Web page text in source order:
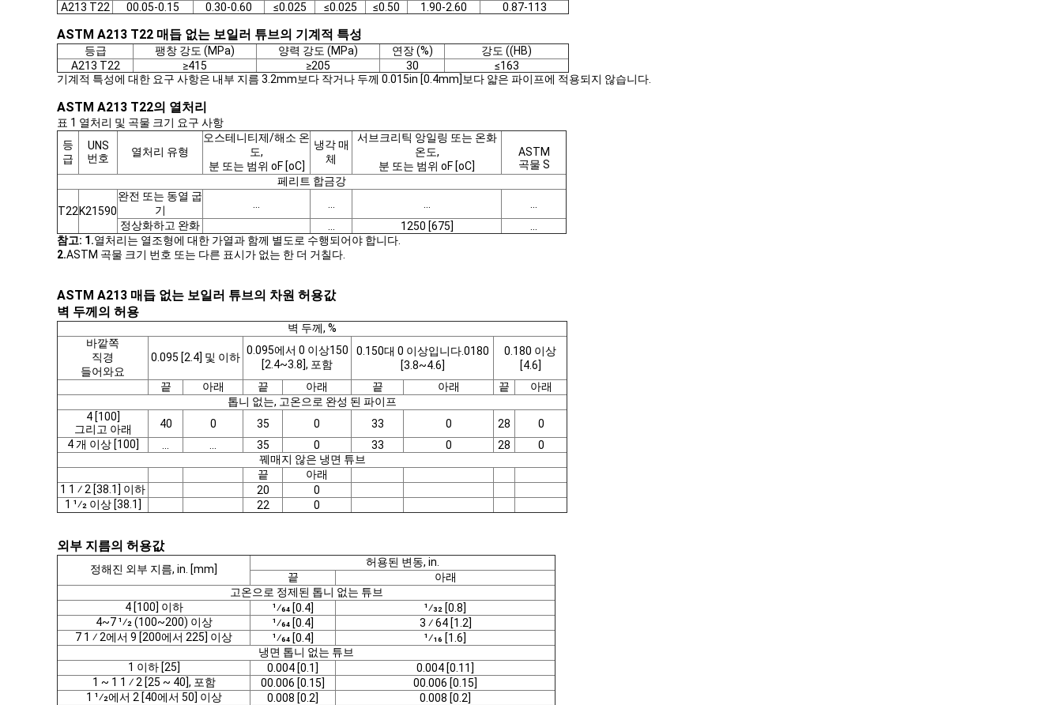
A213 T22
00.05-0.15 0.30-0.60 ≤0.025 ≤0.025 ≤0.50 1.90-2.60 0.87-113
ASTM A213 T22 매듭 없는 보일러 튜브의 기계적 특성
등급 팽창 강도 (MPa) 양력 강도 (MPa) 연장 (%)
강도 ((HB)
A213 T22
≥415 ≥205 30
≤163
기계적 특성에 대한 요구 사항은 내부 지름 3.2mm보다 작거나 두께 0.015in [0.4mm]보다 얇은 파이프에 적용되지 않습니다.
ASTM A213 T22의 열처리
표 1 열처리 및 곡물 크기 요구 사항
등
급
UNS
번호
열처리 유형
오스테니티제/해소 온
도,
분 또는 범위 oF [oC]
냉각 매
체
서브크리틱 앙일링 또는 온화
온도,
분 또는 범위 oF [oC]
ASTM
곡물 S
페리트 합금강
T22 K21590
완전 또는 동열 굽
기
정상화하고 완화
1250 [675]
참고: 1.열처리는 열조형에 대한 가열과 함께 별도로 수행되어야 합니다.
2.ASTM 곡물 크기 번호 또는 다른 표시가 없는 한 더 거칠다.
ASTM A213 매듭 없는 보일러 튜브의 차원 허용값
벽 두께의 허용
벽 두께, %
바깥쪽
직경
들어와요
0.095 [2.4] 및 이하
0.095에서 0 이상150
[2.4~3.8], 포함
0.150대 0 이상입니다.0180
[3.8~4.6]
0.180 이상
[4.6]
끝
아래 끝 아래 끝 아래 끝
아래
톱니 없는, 고온으로 완성 된 파이프
4 [100]
그리고 아래
40 0 35 0 33 0 28
0
4 개 이상 [100]
35 0 33 0 28
0
꿰매지 않은 냉면 튜브
끝
아래
1 1 ⁄ 2 [38.1] 이하
20
0
1 1⁄2 이상 [38.1]
22 0
외부 지름의 허용값
정해진 외부 지름, in. [mm]
허용된 변동, in.
끝
아래
고온으로 정제된 톱니 없는 튜브
4 [100] 이하
1⁄64 [0.4]
1⁄32 [0.8]
4~7 1⁄2 (100~200) 이상
1⁄64 [0.4]
3 ⁄ 64 [1.2]
7 1 ⁄ 2에서 9 [200에서 225] 이상
1⁄64 [0.4]
1⁄16 [1.6]
냉면 톱니 없는 튜브
1 이하 [25]
0.004 [0.1]
0.004 [0.11]
1 ~ 1 1 ⁄ 2 [25 ~ 40], 포함
00.006 [0.15]
00.006 [0.15]
1 1⁄2에서 2 [40에서 50] 이상
0.008 [0.2]
0.008 [0.2]